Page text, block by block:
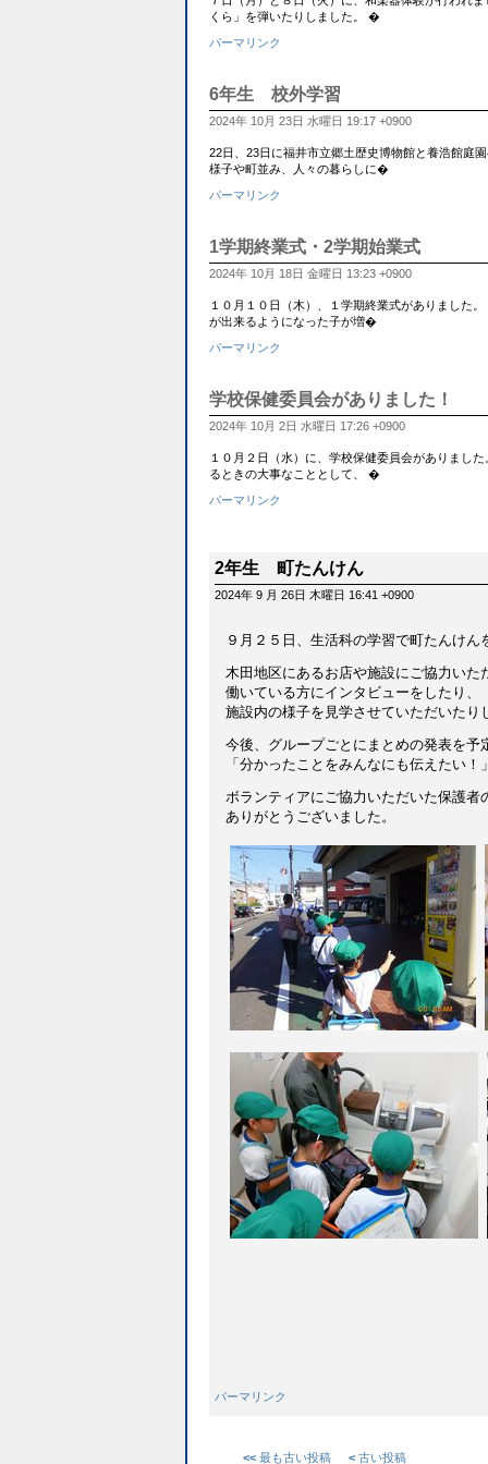
くら」を弾いたりしました。 �
パーマリンク
6年生 校外学習
2024年 10月 23日 水曜日 19:17 +0900
22日、23日に福井市立郷土歴史博物館と養浩館庭
様子や町並み、人々の暮らしに�
パーマリンク
1学期終業式・2学期始業式
2024年 10月 18日 金曜日 13:23 +0900
１０月１０日（木）、１学期終業式がありました
が出来るようになった子が増�
パーマリンク
学校保健委員会がありました！
2024年 10月 2日 水曜日 17:26 +0900
１０月２日（水）に、学校保健委員会がありまし
るときの大事なこととして、 �
パーマリンク
2年生 町たんけん
2024年 9 月 26日 木曜日 16:41 +0900
９月２５日、生活科の学習で町たんけん
木田地区にあるお店や施設にご協力いた
働いている方にインタビューをしたり、
施設内の様子を見学させていただいたり
今後、グループごとにまとめの発表を予
「分かったことをみんなにも伝えたい
ボランティアにご協力いただいた保護者
ありがとうございました。
パーマリンク
<< 最も古い投稿 < 古い投稿